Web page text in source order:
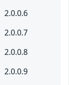
2.0.0.6
2.0.0.7
2.0.0.8
2.0.0.9